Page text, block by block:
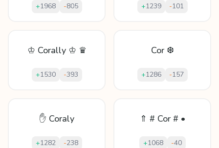
+1968 -805 +1239 -101
♔ Corally ♔ ♛
+1530 -393
Cor ❆
+1286 -157
✋ Coraly
+1282 -238
⇑ # Cor # •
+1068 -40